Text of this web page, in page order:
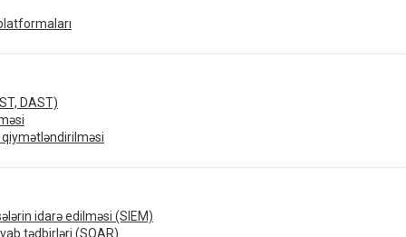
DAST)
idarə edilməsi (SIEM)
tədbirləri (SOAR)